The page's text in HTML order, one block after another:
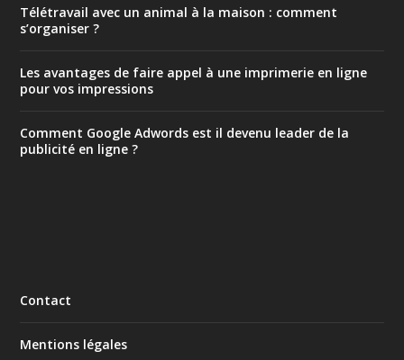
Télétravail avec un animal à la maison : comment
s’organiser ?
Les avantages de faire appel à une imprimerie en ligne
pour vos impressions
Comment Google Adwords est il devenu leader de la
publicité en ligne ?
Contact
Mentions légales